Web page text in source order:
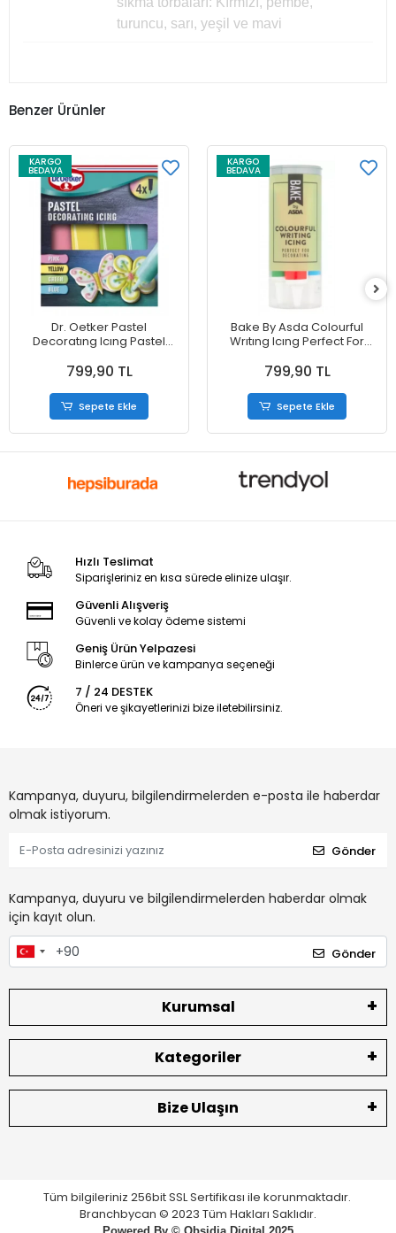
turuncu, sarı, yeşil ve mavi
Benzer Ürünler
KARGO
BEDAVA
Dr. Oetker Pastel
Decoratıng Icıng Pastel
(68g)
799,90 TL
Sepete Ekle
KARGO
BEDAVA
Bake By Asda Colourful
Wrıtıng Icıng Perfect For
Şekerleme Hamuru 76g
799,90 TL
Sepete Ekle
Hızlı Teslimat
Siparişleriniz en kısa sürede elinize ulaşır.
Güvenli Alışveriş
Güvenli ve kolay ödeme sistemi
Geniş Ürün Yelpazesi
Binlerce ürün ve kampanya seçeneği
7 / 24 DESTEK
Öneri ve şikayetlerinizi bize iletebilirsiniz.
Kampanya, duyuru, bilgilendirmelerden e-posta ile haberdar
olmak istiyorum.
Gönder
Kampanya, duyuru ve bilgilendirmelerden haberdar olmak
için kayıt olun.
Gönder
Kurumsal
Kategoriler
Bize Ulaşın
Tüm bilgileriniz 256bit SSL Sertifikası ile korunmaktadır.
Branchbycan © 2023 Tüm Hakları Saklıdır.